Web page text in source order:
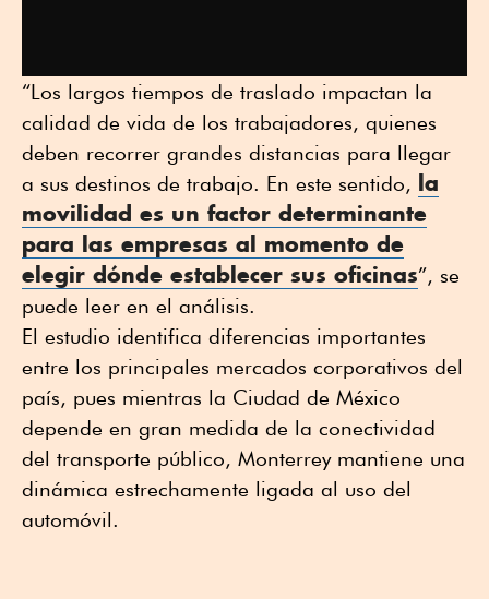
“Los largos tiempos de traslado impactan la
calidad de vida de los trabajadores, quienes
deben recorrer grandes distancias para llegar
a sus destinos de trabajo. En este sentido, la
movilidad es un factor determinante
para las empresas al momento de
elegir dónde establecer sus oficinas”, se
puede leer en el análisis.
El estudio identifica diferencias importantes
entre los principales mercados corporativos del
país, pues mientras la Ciudad de México
depende en gran medida de la conectividad
del transporte público, Monterrey mantiene una
dinámica estrechamente ligada al uso del
automóvil.